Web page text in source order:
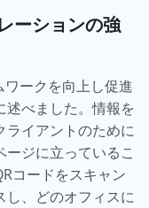
ーションの強
ークを向上し促進
べました。情報を
ライアントのために
ジに立っているこ
コードをスキャン
し、どのオフィスに